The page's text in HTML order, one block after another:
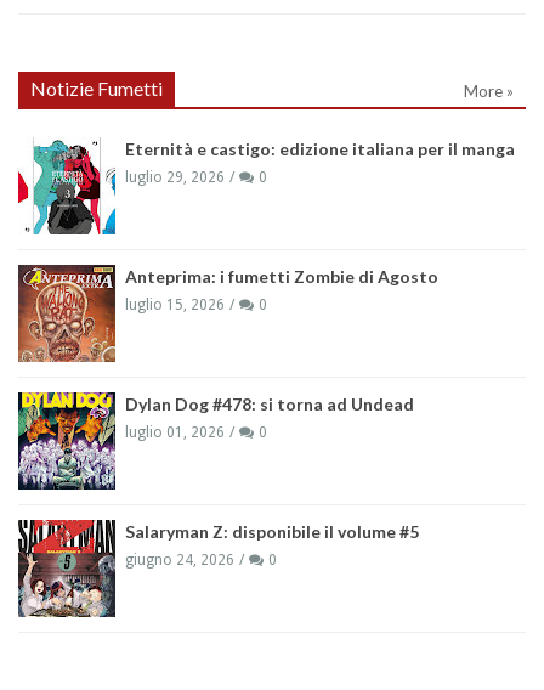
Notizie Fumetti More »
Eternità e castigo: edizione italiana per il manga
luglio 29, 2026 0
Anteprima: i fumetti Zombie di Agosto
luglio 15, 2026 0
Dylan Dog #478: si torna ad Undead
luglio 01, 2026 0
Salaryman Z: disponibile il volume #5
giugno 24, 2026 0